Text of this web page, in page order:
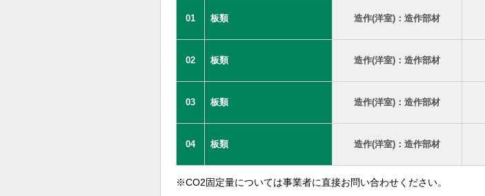
01 板類 造作(洋室)：造作部材
02 板類 造作(洋室)：造作部材
03 板類 造作(洋室)：造作部材
04 板類 造作(洋室)：造作部材
※CO2固定量については事業者に直接お問い合わせください。